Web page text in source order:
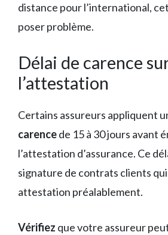
distance pour l’international,
poser problème.
Délai de carence
l’attestation
Certains assureurs appliquent
carencede 15 à 30 jours avant
l’attestation d’assurance. Ce
signature de contrats clients
attestation préalablement.
Vérifiez que votre assureur